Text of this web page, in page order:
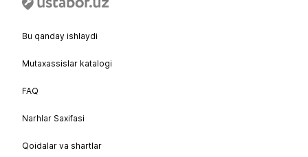
Bu qanday ishlaydi
Mutaxassislar katalogi
FAQ
Narhlar Saxifasi
Qoidalar va shartlar